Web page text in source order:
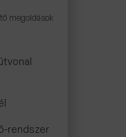
megoldások
rendszer